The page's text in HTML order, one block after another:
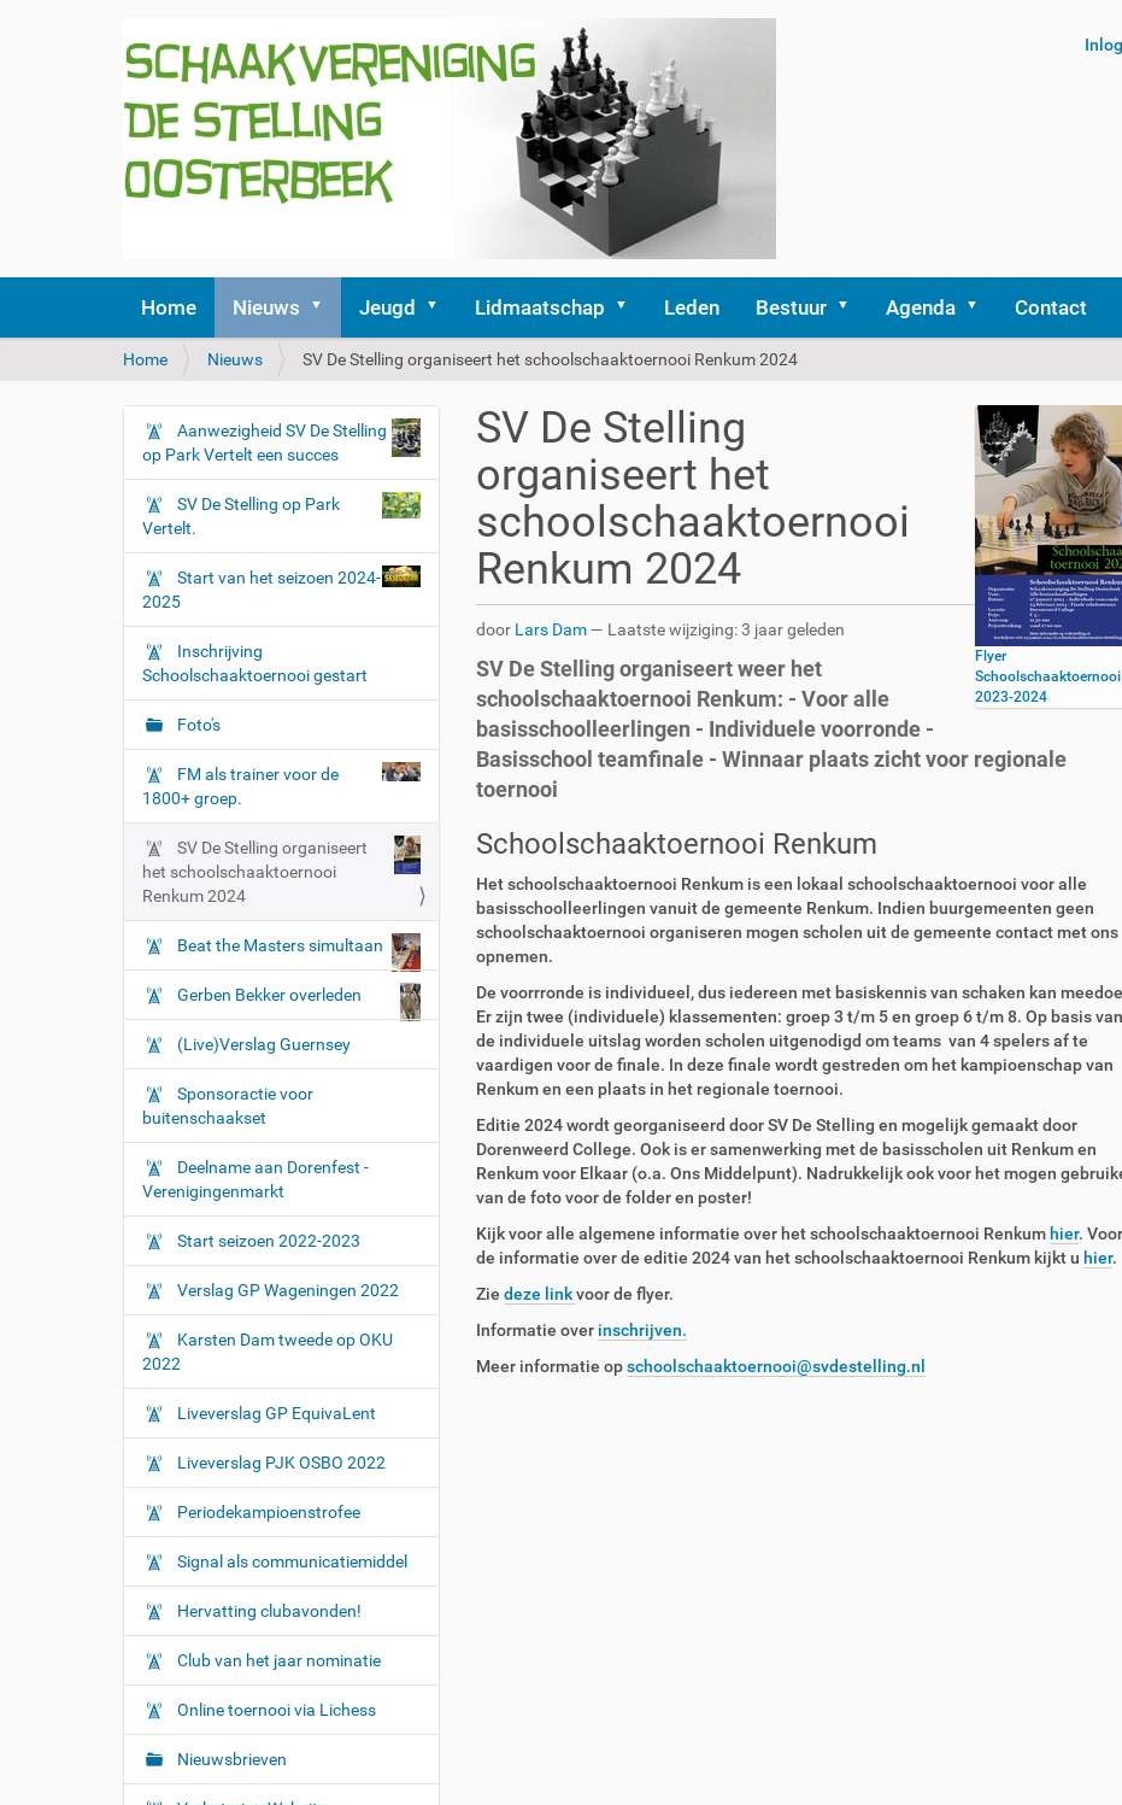
Home Nieuws Jeugd Lidmaatschap Leden Bestuur Agenda Contact
U
e
h
r
Home Nieuws SV De Stelling organiseert het schoolschaaktoernooi Renkum 2024
Flyer
Schoolschaaktoernooi
2023-2024
SV De Stelling
organiseert het
schoolschaaktoernooi
Renkum 2024
door Lars Dam— Laatste wijziging: 3 jaar geleden
SV De Stelling organiseert weer het
schoolschaaktoernooi Renkum: - Voor alle
basisschoolleerlingen - Individuele voorronde -
Basisschool teamfinale - Winnaar plaats zicht voor regionale
toernooi
Schoolschaaktoernooi Renkum
Het schoolschaaktoernooi Renkum is een lokaal schoolschaaktoernooi voor alle
basisschoolleerlingen vanuit de gemeente Renkum. Indien buurgemeenten geen
schoolschaaktoernooi organiseren mogen scholen uit de gemeente contact met ons
opnemen.
De voorrronde is individueel, dus iedereen met basiskennis van schaken kan
Er zijn twee (individuele) klassementen: groep 3 t/m 5 en groep 6 t/m 8. Op basis van
de individuele uitslag worden scholen uitgenodigd om teams van 4 spelers af te
vaardigen voor de finale. In deze finale wordt gestreden om het kampioenschap van
Renkum en een plaats in het regionale toernooi.
Editie 2024 wordt georganiseerd door SV De Stelling en mogelijk gemaakt door
Dorenweerd College. Ook is er samenwerking met de basisscholen uit Renkum en
Renkum voor Elkaar (o.a. Ons Middelpunt). Nadrukkelijk ook voor het mogen
van de foto voor de folder en poster!
Kijk voor alle algemene informatie over het schoolschaaktoernooi Renkum hier. Voor
de informatie over de editie 2024 van het schoolschaaktoernooi Renkum kijkt u hier.
Zie deze linkvoor de flyer.
Informatie over inschrijven.
Meer informatie opschoolschaaktoernooi@svdestelling.nl
N
a
v
i
g
a
e
Aanwezigheid SV De Stelling
op Park Vertelt een succes
SV De Stelling op Park
Vertelt.
Start van het seizoen 2024-
2025
Inschrijving
Schoolschaaktoernooi gestart
Foto's
FM als trainer voor de
1800+ groep.
SV De Stelling organiseert
het schoolschaaktoernooi
Renkum 2024
Beat the Masters simultaan
Gerben Bekker overleden
(Live)Verslag Guernsey
Sponsoractie voor
buitenschaakset
Deelname aan Dorenfest -
Verenigingenmarkt
Start seizoen 2022-2023
Verslag GP Wageningen 2022
Karsten Dam tweede op OKU
2022
Liveverslag GP EquivaLent
Liveverslag PJK OSBO 2022
Periodekampioenstrofee
Signal als communicatiemiddel
Hervatting clubavonden!
Club van het jaar nominatie
Online toernooi via Lichess
Nieuwsbrieven